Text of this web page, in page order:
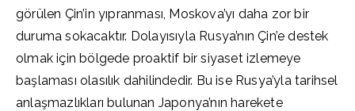
görülen Çin’in yıpranması, Moskova’yı daha zor bir
duruma sokacaktır. Dolayısıyla Rusya’nın Çin’e destek
olmak için bölgede proaktif bir siyaset izlemeye
başlaması olasılık dahilindedir. Bu ise Rusya’yla tarihsel
anlaşmazlıkları bulunan Japonya’nın harekete